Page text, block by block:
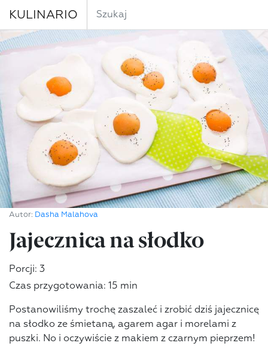
KULINARIO
Autor: Dasha Malahova
Jajecznica na słodko
Porcji: 3
Czas przygotowania: 15 min
Postanowiliśmy trochę zaszaleć i zrobić dziś jajecznicę
na słodko ze śmietaną, agarem agar i morelami z
puszki. No i oczywiście z makiem z czarnym pieprzem!